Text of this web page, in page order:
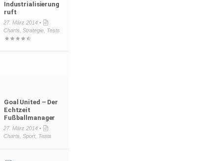
Industrialisierung
ruft
27. März 2014 •
Charts Strategie, Tests
Goal United – Der
Echtzeit
Fußballmanager
27. März 2014 •
Charts Sport, Tests